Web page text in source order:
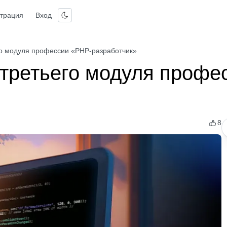
Вход
модуля профессии «PHP-разработчик»
модуля
8